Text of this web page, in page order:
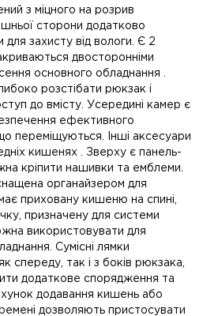
з міцного на розрив
сторони додатково
захисту від вологи. Є 2
двосторонніми
основного обладнання .
розстібати рюкзак і
до вмісту. Усередині камер є
ефективного
переміщуються. Інші аксесуари
кишенях . Зверху є панель-
кріпити нашивки та емблеми.
органайзером для
приховану кишеню на спині,
призначену для системи
використовувати для
Сумісні лямки
спереду, так і з боків рюкзака,
додаткове спорядження та
додавання кишень або
ремені дозволяють пристосувати